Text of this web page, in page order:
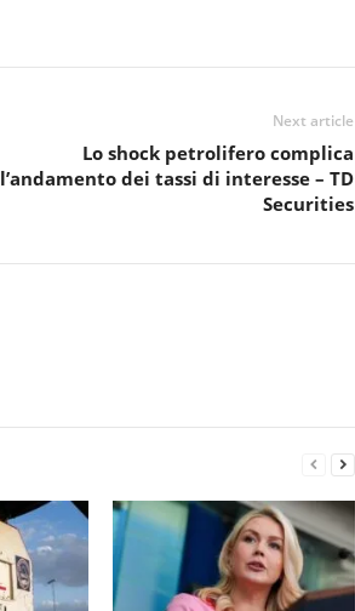
Next article
Lo shock petrolifero complica
l’andamento dei tassi di interesse – TD
Securities